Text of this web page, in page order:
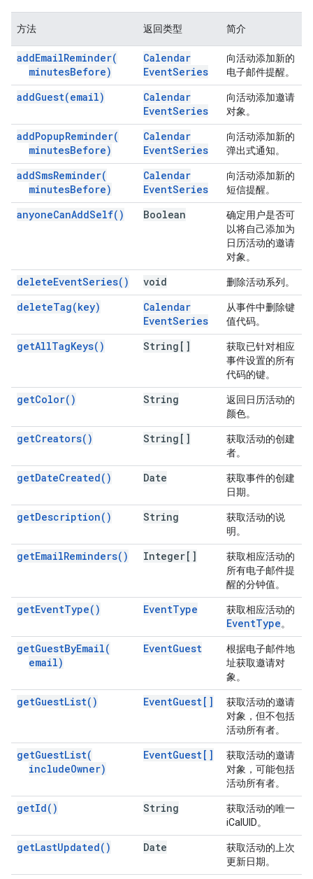
方法 返回类型 简介
addEmailReminder(
minutesBefore)
Calendar
EventSeries
向活动添加新的
电子邮件提醒。
addGuest(email)
Calendar
EventSeries
向活动添加邀请
对象。
addPopupReminder(
minutesBefore)
Calendar
EventSeries
向活动添加新的
弹出式通知。
addSmsReminder(
minutesBefore)
Calendar
EventSeries
向活动添加新的
短信提醒。
anyoneCanAddSelf( ) Boolean
确定用户是否可
以将自己添加为
日历活动的邀请
对象。
deleteEventSeries( ) void 删除活动系列。
deleteTag(key)
Calendar
EventSeries
从事件中删除键
值代码。
getAllTagKeys( ) String[]
获取已针对相应
事件设置的所有
代码的键。
getColor( ) String
返回日历活动的
颜色。
getCreators( ) String[]
获取活动的创建
者。
getDateCreated( ) Date
获取事件的创建
日期。
getDescription( ) String
获取活动的说
明。
getEmailReminders( ) Integer[]
获取相应活动的
所有电子邮件提
醒的分钟值。
getEventType( ) EventType 获取相应活动的
EventType。
getGuestByEmail(
email)
EventGuest
根据电子邮件地
址获取邀请对
象。
getGuestList( ) EventGuest[]
获取活动的邀请
对象，但不包括
活动所有者。
getGuestList(
includeOwner)
EventGuest[]
获取活动的邀请
对象，可能包括
活动所有者。
getId( ) String
获取活动的唯一
iCalUID。
getLastUpdated( ) Date
获取活动的上次
更新日期。